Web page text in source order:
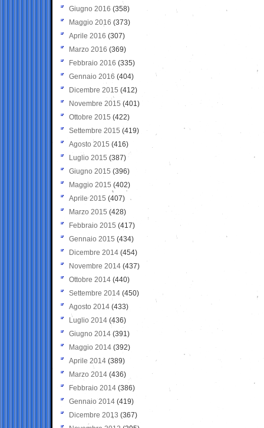
Giugno 2016 (358)
Maggio 2016 (373)
Aprile 2016 (307)
Marzo 2016 (369)
Febbraio 2016 (335)
Gennaio 2016 (404)
Dicembre 2015 (412)
Novembre 2015 (401)
Ottobre 2015 (422)
Settembre 2015 (419)
Agosto 2015 (416)
Luglio 2015 (387)
Giugno 2015 (396)
Maggio 2015 (402)
Aprile 2015 (407)
Marzo 2015 (428)
Febbraio 2015 (417)
Gennaio 2015 (434)
Dicembre 2014 (454)
Novembre 2014 (437)
Ottobre 2014 (440)
Settembre 2014 (450)
Agosto 2014 (433)
Luglio 2014 (436)
Giugno 2014 (391)
Maggio 2014 (392)
Aprile 2014 (389)
Marzo 2014 (436)
Febbraio 2014 (386)
Gennaio 2014 (419)
Dicembre 2013 (367)